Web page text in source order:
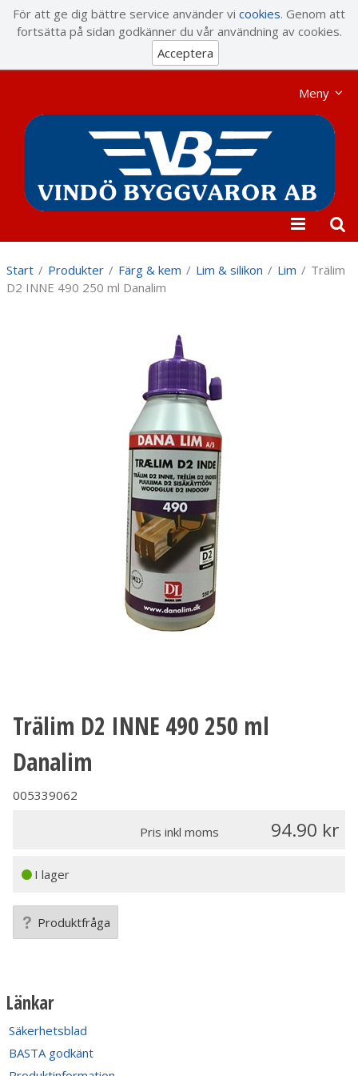
För att ge dig bättre service använder vi cookies. Genom att
fortsätta på sidan godkänner du vår användning av cookies.
Acceptera
Meny
Start / Produkter / Färg & kem / Lim & silikon / Lim / Trälim
D2 INNE 490 250 ml Danalim
Trälim D2 INNE 490 250 ml
Danalim
005339062
Pris inkl moms 94.90
I lager
Produktfråga
Länkar
Säkerhetsblad
BASTA godkänt
Visa varukorgen Till kassan